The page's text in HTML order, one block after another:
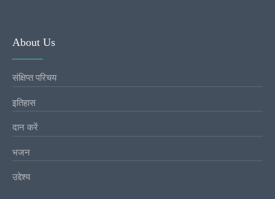
About Us
संक्षिप्त परिचय
इतिहास
दान करें
भजन
उद्देश्य